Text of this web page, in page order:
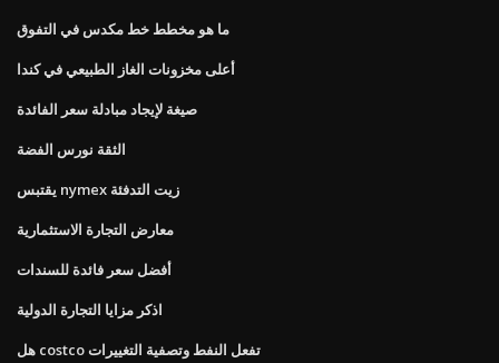
ما هو مخطط خط مكدس في التفوق
أعلى مخزونات الغاز الطبيعي في كندا
صيغة لإيجاد مبادلة سعر الفائدة
الثقة نورس الفضة
يقتبس nymex زيت التدفئة
معارض التجارة الاستثمارية
أفضل سعر فائدة للسندات
اذكر مزايا التجارة الدولية
هل costco تفعل النفط وتصفية التغييرات